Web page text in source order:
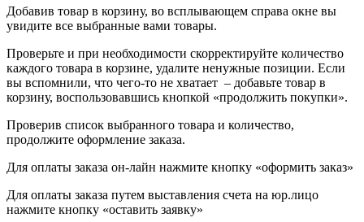
Добавив товар в корзину, во всплывающем справа окне вы
увидите все выбранные вами товары.
Проверьте и при необходимости скорректируйте количество
каждого товара в корзине, удалите ненужные позиции. Если
вы вспомнили, что чего-то не хватает – добавьте товар в
корзину, воспользовавшись кнопкой «продолжить покупки».
Проверив список выбранного товара и количество,
продолжите оформление заказа.
Для оплаты заказа он-лайн нажмите кнопку «оформить заказ»
Для оплаты заказа путем выставления счета на юр.лицо
нажмите кнопку «оставить заявку»